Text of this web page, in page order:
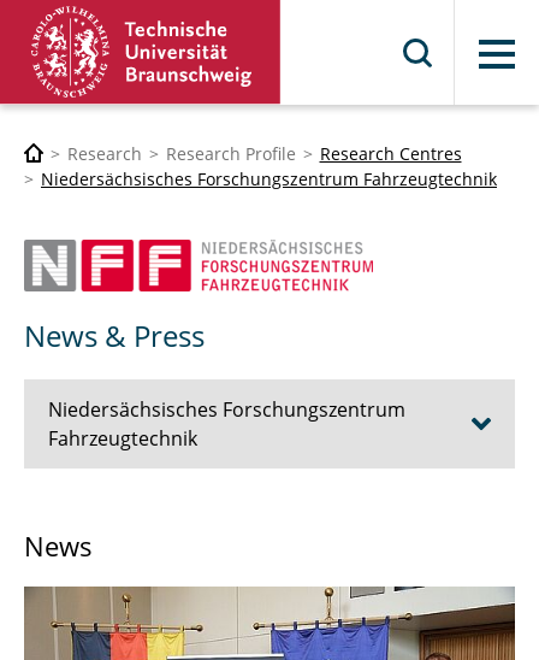
Menu
Research Research Profile
Research Centres
Niedersächsisches Forschungszentrum Fahrzeugtechnik
News & Press
Niedersächsisches Forschungszentrum
Fahrzeugtechnik
Research
News